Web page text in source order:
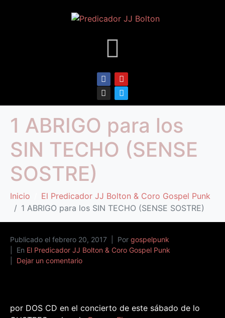
1 ABRIGO para los
SIN TECHO (SENSE
SOSTRE)
Inicio
El Predicador JJ Bolton & Coro Gospel Punk
1 ABRIGO para los SIN TECHO (SENSE SOSTRE)
Publicado el febrero 20, 2017 Por gospelpunk
En El Predicador JJ Bolton & Coro Gospel Punk
Dejar un comentario
por DOS CD en el concierto de este sábado de lo